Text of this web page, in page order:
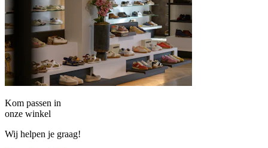
Kom passen in
onze winkel
Wij helpen je graag!